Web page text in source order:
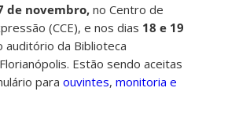
de novembro, no Centro de
(CCE), e nos dias 18 e 19
auditório da Biblioteca
Estão sendo aceitas
paraouvintes,monitoria e